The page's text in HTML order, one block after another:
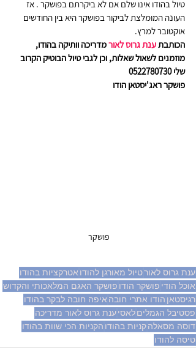
טיול בהודו אינו שלם אם לא ביקרתם בפושקר . אז
העונה המומלצת לביקור בפושקר היא בין החודשים
אוקטובר למרץ.
הכותבת ענת גרוס לאור מדריכה וותיקה בהודו,
מוזמנים לשאול שאלות, וכן לגבי טיול הבוטיק הקרוב
שלי 0522780730
פושקר ראג'יסטאן הודו
פושקר
ענת גרוס לאורטיול מאורגן להודואטרקציות בהודו
אוכל הודי פושקר הודו פושקר האגם המלאכותי והקדוש
רגיסטאן הודו אתרי חובהאיפה חובה לבקר בהודו
פסטיבל הגמליםלאסיענת גרוס לאור מדריכה
דוסה מסאלהקניות בהודו הקניות הכי שוות בהודו
טיסה להודו